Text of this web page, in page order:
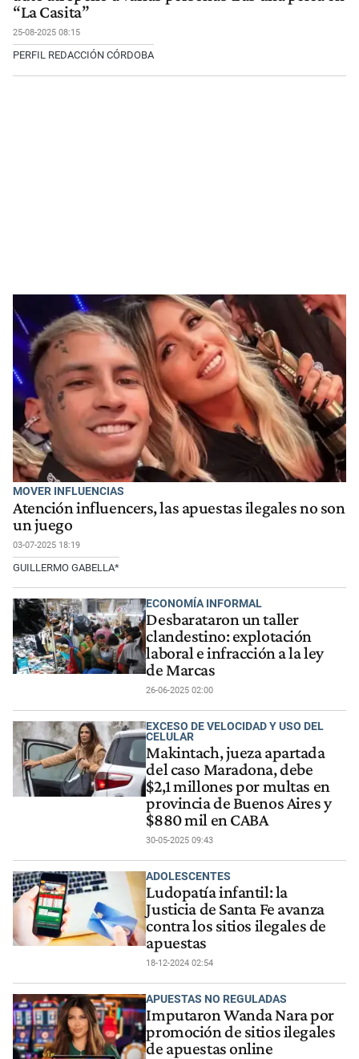
“La Casita”
25-08-2025 08:15
PERFIL REDACCIÓN CÓRDOBA
MOVER INFLUENCIAS
Atención influencers, las apuestas ilegales no son
un juego
03-07-2025 18:19
GUILLERMO GABELLA*
ECONOMÍA INFORMAL
Desbarataron un taller
clandestino: explotación
laboral e infracción a la ley
de Marcas
26-06-2025 02:00
EXCESO DE VELOCIDAD Y USO DEL
CELULAR
Makintach, jueza apartada
del caso Maradona, debe
$2,1 millones por multas en
provincia de Buenos Aires y
$880 mil en CABA
30-05-2025 09:43
ADOLESCENTES
Ludopatía infantil: la
Justicia de Santa Fe avanza
contra los sitios ilegales de
apuestas
18-12-2024 02:54
APUESTAS NO REGULADAS
Imputaron Wanda Nara por
promoción de sitios ilegales
de apuestas online